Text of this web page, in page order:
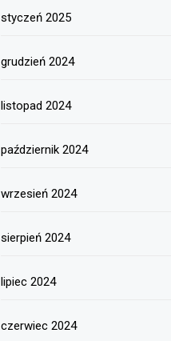
styczeń 2025
grudzień 2024
listopad 2024
październik 2024
wrzesień 2024
sierpień 2024
lipiec 2024
czerwiec 2024